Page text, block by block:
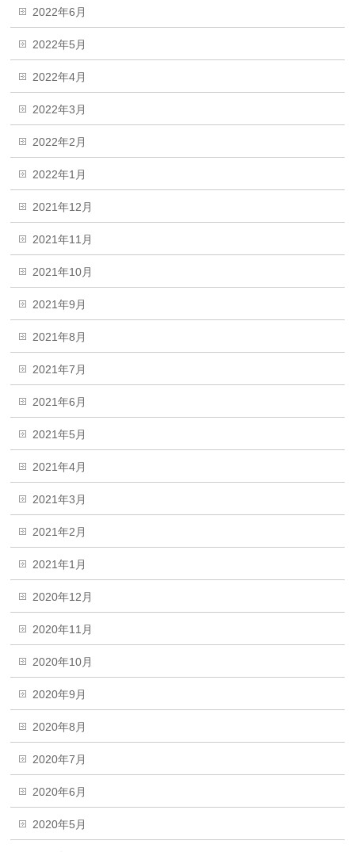
2022年6月
2022年5月
2022年4月
2022年3月
2022年2月
2022年1月
2021年12月
2021年11月
2021年10月
2021年9月
2021年8月
2021年7月
2021年6月
2021年5月
2021年4月
2021年3月
2021年2月
2021年1月
2020年12月
2020年11月
2020年10月
2020年9月
2020年8月
2020年7月
2020年6月
2020年5月